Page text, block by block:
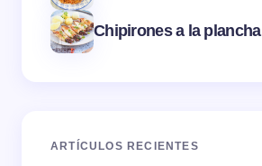
Chipirones a la plancha
ARTÍCULOS RECIENTES